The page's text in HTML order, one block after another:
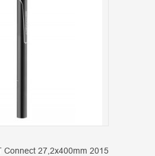
Connect 27,2x400mm 2015